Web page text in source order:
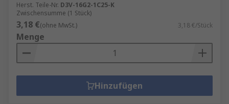
Herst. Teile-Nr. D3V-16G2-1C25-K
Zwischensumme (1 Stück)
3,18 €(ohne MwSt.) 3,18 €/Stück
Menge
Hinzufügen